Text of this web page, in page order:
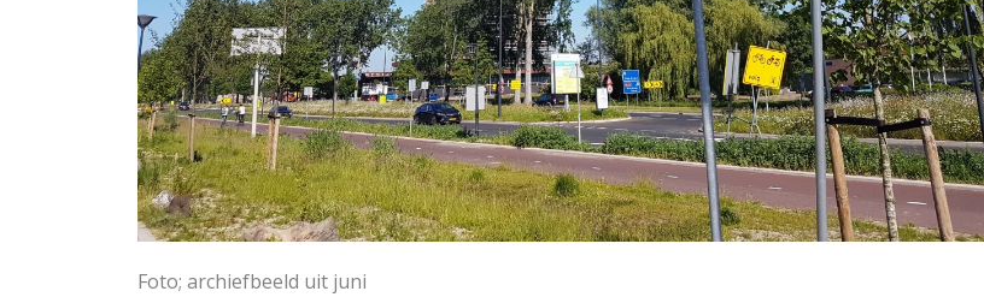
Foto; archiefbeeld uit juni